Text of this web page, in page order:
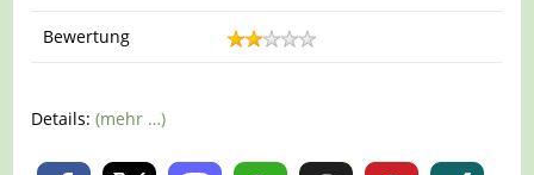
Bewertung
Details:(mehr …)